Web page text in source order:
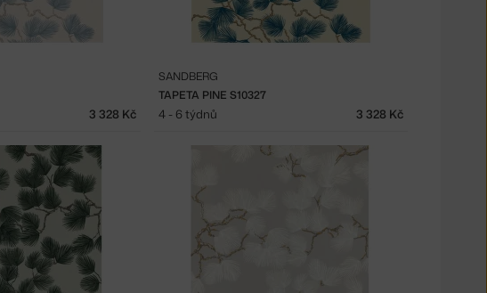
3 328 Kč
TAPETA PINE S10327
SANDBERG
4 - 6 týdnů 3 328 Kč